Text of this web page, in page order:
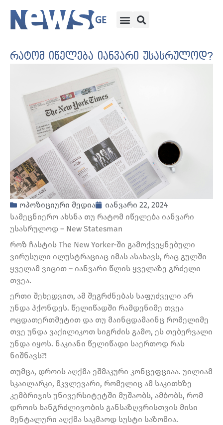
რატომ იწელება იანვარი უსასრულოდ?
ოპოზიციური მედია
იანვარი 22, 2024
სამეცნიერო ახსნა თუ რატომ იწელება იანვარი
უსასრულოდ – New Statesman
როზ ჩასტის The New Yorker-ში გამოქვეყნებული
ვირუსული ილუსტრაციაც იმას ასახავს, რაც გულში
ყველამ ვიცით – იანვარი წლის ყველაზე გრძელი
თვეა.
ერთი შეხედვით, ამ შეგრძნებას საფუძველი არ
უნდა ჰქონდეს. წელიწადში რამდენიმე თვეა
ოცდათერთმეტით და თუ მაინცდამაინც რომელიმე
თვე უნდა ვაქილიკოთ სიგრძის გამო, ეს თებერვალი
უნდა იყოს. ნაკიანი წელიწადი საერთოდ რას
ნიშნავს?!
თუმცა, დროის აღქმა ეშმაკური კონცეფციაა. უილიამ
სკაილარკი, მკვლევარი, რომელიც ამ საკითხზე
კემბრიჯის უნივერსიტეტში მუშაობს, ამბობს, რომ
დროის ხანგრძლივობის განსაზღვრისთვის მისი
მენტალური აღქმა საკმაოდ სუსტი საზომია.